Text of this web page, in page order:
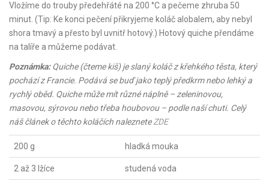
Vložíme do trouby předehřáté na 200 °C a pečeme zhruba 50
minut. (Tip: Ke konci pečení přikryjeme koláč alobalem, aby nebyl
shora tmavý a přesto byl uvnitř hotový.) Hotový quiche přendáme
na talíře a můžeme podávat.
Poznámka:Quiche (čteme kiš) je slaný koláč z křehkého těsta, který
pochází z Francie. Podává se buď jako teplý předkrm nebo lehký a
rychlý oběd. Quiche může mít různé náplně – zeleninovou,
masovou, sýrovou nebo třeba houbovou – podle naší chuti. Celý
náš článek o těchto koláčích nalezneteZDE
200 g hladká mouka
2 až 3 lžíce studená voda